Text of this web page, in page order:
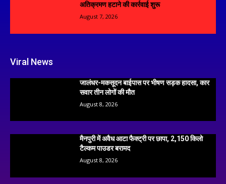
अतिक्रमण हटाने की कार्रवाई शुरू
August 7, 2026
Viral News
जालंधर-मकसूदन बाईपास पर भीषण सड़क हादसा, कार
सवार तीन लोगों की मौत
August 8, 2026
मैनपुरी में अवैध आटा फैक्ट्री पर छापा, 2,150 किलो
टैल्कम पाउडर बरामद
August 8, 2026